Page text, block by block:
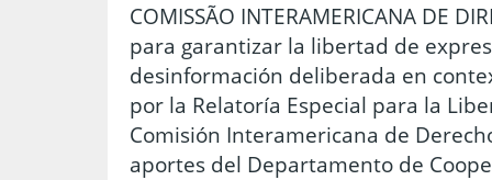
COMISSÃO INTERAMERICANA DE
para garantizar la libertad de
desinformación deliberada en
por la Relatoría Especial para la
Comisión Interamericana de
aportes del Departamento de